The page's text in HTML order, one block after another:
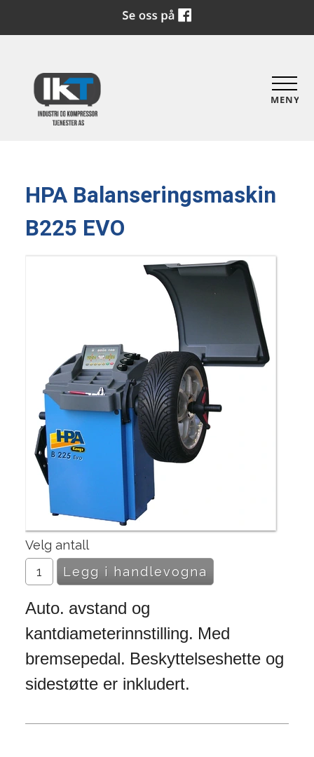
MENY
HPA Balanseringsmaskin
B225 EVO
Velg antall
Auto. avstand og
kantdiameterinnstilling. Med
bremsepedal. Beskyttelseshette og
sidestøtte er inkludert.